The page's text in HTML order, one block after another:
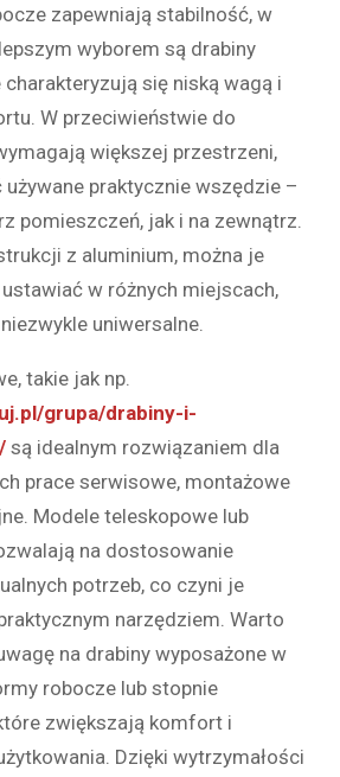
zapewniają stabilność, w
wyborem są drabiny
się niską wagą i
W przeciwieństwie do
większej przestrzeni,
używane praktycznie wszędzie –
pomieszczeń, jak i na zewnątrz.
z aluminium, można je
w różnych miejscach,
uniwersalne.
takie jak np.
grupa/drabiny-i-
są idealnym rozwiązaniem dla
prace serwisowe, montażowe
Modele teleskopowe lub
na dostosowanie
potrzeb, co czyni je
narzędziem. Warto
na drabiny wyposażone w
robocze lub stopnie
zwiększają komfort i
Dzięki wytrzymałości